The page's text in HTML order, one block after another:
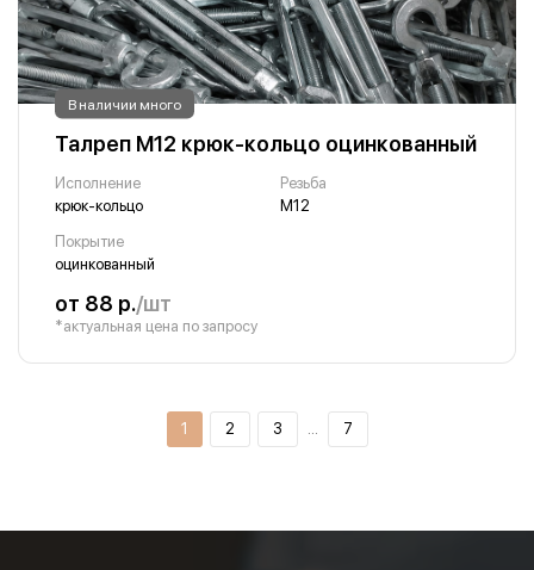
В наличии много
Талреп М12 крюк-кольцо оцинкованный
Исполнение
крюк-кольцо
Резьба
М12
Покрытие
оцинкованный
от 88 р./шт
*актуальная цена по запросу
1 2 3 … 7